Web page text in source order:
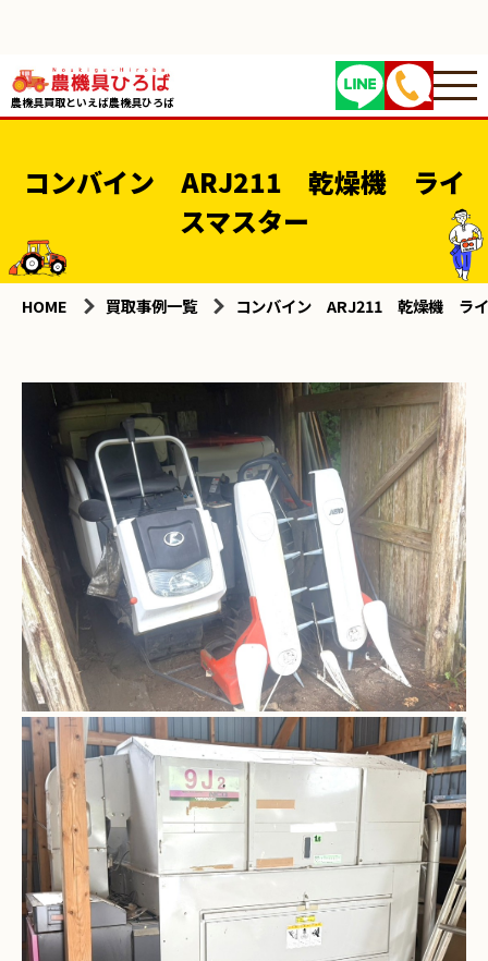
農機具買取といえば農機具ひろば
コンバイン ARJ211 乾燥機 ライ
スマスター
HOME 買取事例一覧 コンバイン ARJ211 乾燥機 ライ